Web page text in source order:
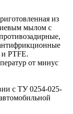
из
мылом с
и PTFE.
от минус
с ТУ 0254-025-